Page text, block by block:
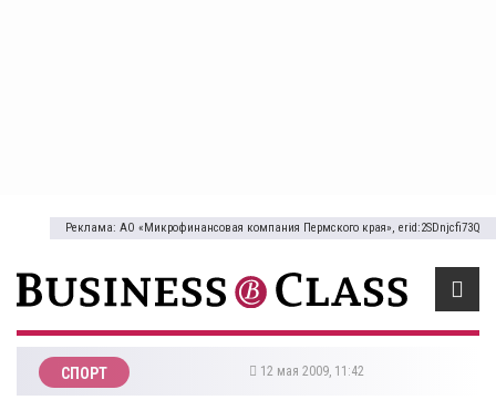
Реклама: АО «Микрофинансовая компания Пермского края», erid:2SDnjcfi73Q
СПОРТ 12 мая 2009, 11:42